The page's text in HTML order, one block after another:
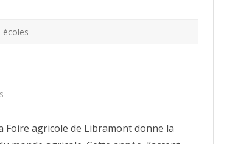
écoles
Foire agricole de Libramont donne la